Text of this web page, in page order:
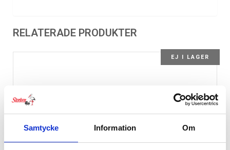
Samtycke Information Om
RELATERADE PRODUKTER
EJ I LAGER